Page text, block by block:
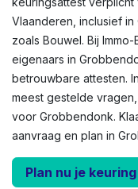
Vlaanderen, inclusief
zoals Bouwel. Bij
eigenaars in
betrouwbare attesten.
meest gestelde
voor Grobbendonk.
aanvraag en plan in
Plan nu je